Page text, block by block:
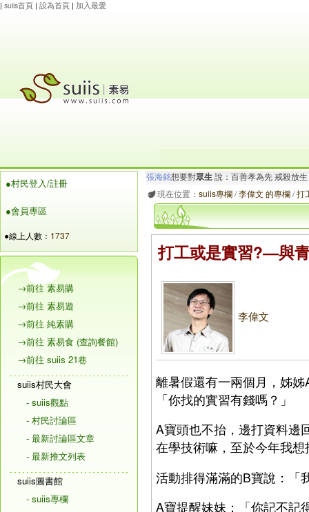
| suiis首頁 | 設為首頁 | 加入最愛
●村民登入/註冊
●會員專區
●線上人數： 1737
→前往 素易購
→前往 素易遊
→前往 純素購
→前往 素易食 (查詢餐館)
→前往 suiis 21巷
suiis村民大會
- suiis觀點
- 村民討論區
- 最新討論區文章
- 最新推文列表
suiis圖書館
- suiis專欄
張海銘想要對眾生說：百善孝為先 戒殺放
杜會想要對眾生說：卍南無觀世音菩薩 捐
現在位置： suiis專欄/李偉文 的專欄/打
打工或是實習?―與
李偉文
離暑假還有一兩個月，姊
「你找的實習有錢嗎？」
A寶頭也不抬，邊打資料邊
在學技術嘛，至於今年我
活動排得滿滿的B寶說：「
A寶提醒妹妹：「你記不記